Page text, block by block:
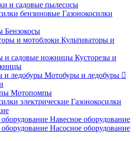
и садовые пылесосы
Газонокосилки
Бензокосы
Культиваторы и
Кусторезы и
Мотобуры и ледобуры
Мотопомпы
Газонокосилки
Навесное оборудование
Насосное оборудование